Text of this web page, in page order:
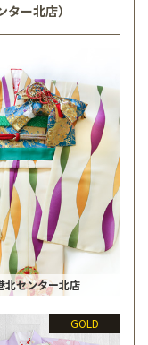
ー北店）
北センター北店
GOLD